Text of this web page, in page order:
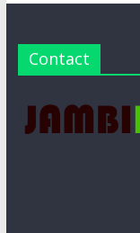
Contact